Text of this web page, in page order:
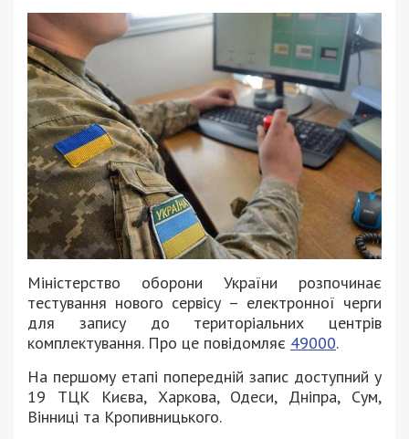
Міністерство оборони України розпочинає
тестування нового сервісу – електронної черги
для запису до територіальних центрів
комплектування. Про це повідомляє 49000.
На першому етапі попередній запис доступний у
19 ТЦК Києва, Харкова, Одеси, Дніпра, Сум,
Вінниці та Кропивницького.